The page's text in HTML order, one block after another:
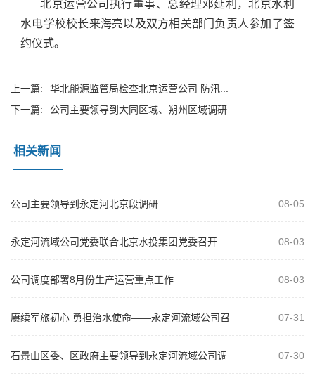
北京运营公司执行董事、总经理邓延利，北京水利
水电学校校长来海亮以及双方相关部门负责人参加了签
约仪式。
上一篇:
华北能源监管局检查北京运营公司 防汛...
下一篇:
公司主要领导到大同区域、朔州区域调研
相关新闻
公司主要领导到永定河北京段调研 08-05
永定河流域公司党委联合北京水投集团党委召开
08-03
公司调度部署8月份生产运营重点工作 08-03
赓续军旅初心 勇担治水使命——永定河流域公司召
07-31
石景山区委、区政府主要领导到永定河流域公司调
07-30